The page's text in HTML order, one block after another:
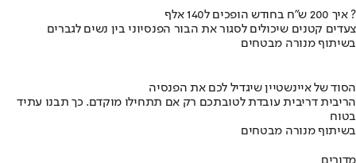
איך 200 ש"ח בחודש הופכים ל140 אלף ?
צעדים קטנים שיכולים לסגור את הבור הפנסיוני בין נשים לגברים
בשיתוף מנורה מבטחים
הסוד של איינשטיין שיגדיל לכם את הפנסיה
הריבית דריבית עובדת לטובתכם רק אם תתחילו מוקדם. כך תבנו עתיד
בטוח
בשיתוף מנורה מבטחים